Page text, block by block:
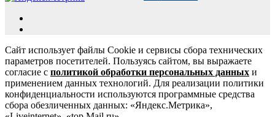
Сайт использует файлы Cookie и сервисы сбора технических
параметров посетителей. Пользуясь сайтом, вы выражаете
согласие с политикой обработки персональных данных и
применением данных технологий. Для реализации политики
конфиденциальности используются программные средства
сбора обезличенных данных: «Яндекс.Метрика»,